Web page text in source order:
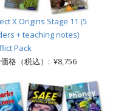
X Origins Stage 11 (5
+ teaching notes)
Pack
格（税込）: ¥8,756